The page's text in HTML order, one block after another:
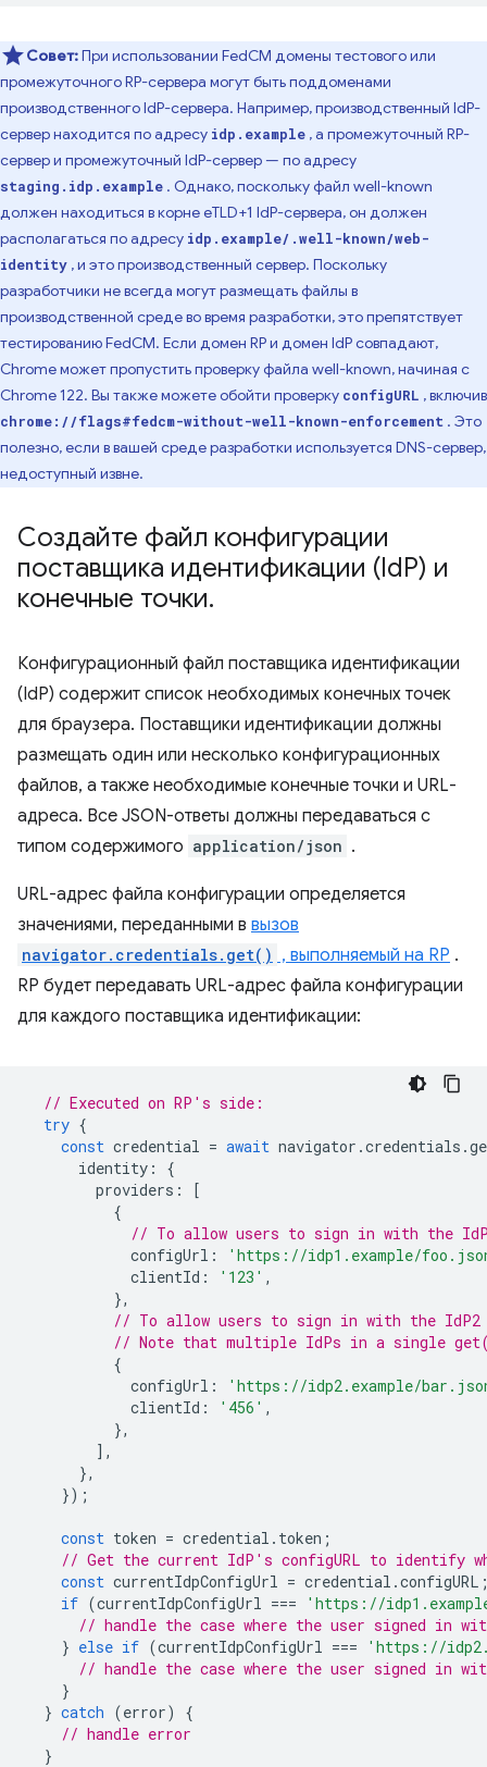
Совет:При использовании FedCM домены тестового или
промежуточного RP-сервера могут быть поддоменами
производственного IdP-сервера. Например, производственный IdP-
сервер находится по адресу idp.example , а промежуточный RP-
сервер и промежуточный IdP-сервер — по адресу
staging.idp.example . Однако, поскольку файл well-known
должен находиться в корне eTLD+1 IdP-сервера, он должен
располагаться по адресу idp.example/.well-known/web-
identity , и это производственный сервер. Поскольку
разработчики не всегда могут размещать файлы в
производственной среде во время разработки, это препятствует
тестированию FedCM. Если домен RP и домен IdP совпадают,
Chrome может пропустить проверку файла well-known, начиная с
Chrome 122. Вы также можете обойти проверку configURL , включив
chrome://flags#fedcm-without-well-known-enforcement . Это
полезно, если в вашей среде разработки используется DNS-сервер,
недоступный извне.
Создайте файл конфигурации
поставщика идентификации (IdP) и
конечные точки.
Конфигурационный файл поставщика идентификации
(IdP) содержит список необходимых конечных точек
для браузера. Поставщики идентификации должны
размещать один или несколько конфигурационных
файлов, а также необходимые конечные точки и URL-
адреса. Все JSON-ответы должны передаваться с
типом содержимого application/json .
URL-адрес файла конфигурации определяется
значениями, переданными в вызов
navigator.credentials.get() , выполняемый на RP .
RP будет передавать URL-адрес файла конфигурации
для каждого поставщика идентификации:
// Executed on RP's side:
try {
const credential = await navigator .credentials .
identity :
{
providers :
[
{
// To allow users to sign in with the
configUrl :
'https://idp1.example/
clientId : '123' ,
},
// To allow users to sign in with the IdP2
// Note that multiple IdPs in a single get()
{
configUrl :
'https://idp2.example/
clientId : '456' ,
},
],
},
});
const token = credential . token ;
// Get the current IdP's configURL to identify
const currentIdpConfigUrl = credential .configURL
if (currentIdpConfigUrl ===
'https://
// handle the case where the user signed in
} else if (currentIdpConfigUrl ===
'https://
// handle the case where the user signed in
}
} catch (error)
{
// handle error
}